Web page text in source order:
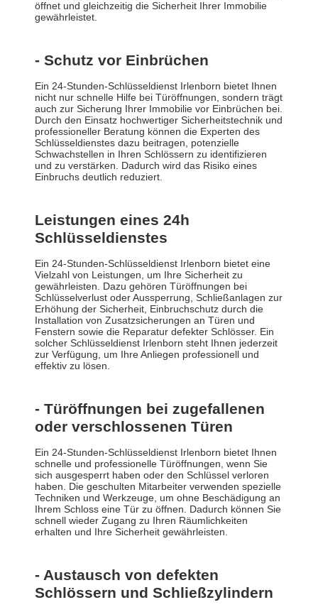
öffnet und gleichzeitig die Sicherheit Ihrer Immobilie
gewährleistet.
- Schutz vor Einbrüchen
Ein 24-Stunden-Schlüsseldienst Irlenborn bietet Ihnen
nicht nur schnelle Hilfe bei Türöffnungen, sondern trägt
auch zur Sicherung Ihrer Immobilie vor Einbrüchen bei.
Durch den Einsatz hochwertiger Sicherheitstechnik und
professioneller Beratung können die Experten des
Schlüsseldienstes dazu beitragen, potenzielle
Schwachstellen in Ihren Schlössern zu identifizieren
und zu verstärken. Dadurch wird das Risiko eines
Einbruchs deutlich reduziert.
Leistungen eines 24h
Schlüsseldienstes
Ein 24-Stunden-Schlüsseldienst Irlenborn bietet eine
Vielzahl von Leistungen, um Ihre Sicherheit zu
gewährleisten. Dazu gehören Türöffnungen bei
Schlüsselverlust oder Aussperrung, Schließanlagen zur
Erhöhung der Sicherheit, Einbruchschutz durch die
Installation von Zusatzsicherungen an Türen und
Fenstern sowie die Reparatur defekter Schlösser. Ein
solcher Schlüsseldienst Irlenborn steht Ihnen jederzeit
zur Verfügung, um Ihre Anliegen professionell und
effektiv zu lösen.
- Türöffnungen bei zugefallenen
oder verschlossenen Türen
Ein 24-Stunden-Schlüsseldienst Irlenborn bietet Ihnen
schnelle und professionelle Türöffnungen, wenn Sie
sich ausgesperrt haben oder den Schlüssel verloren
haben. Die geschulten Mitarbeiter verwenden spezielle
Techniken und Werkzeuge, um ohne Beschädigung an
Ihrem Schloss eine Tür zu öffnen. Dadurch können Sie
schnell wieder Zugang zu Ihren Räumlichkeiten
erhalten und Ihre Sicherheit gewährleisten.
- Austausch von defekten
Schlössern und Schließzylindern